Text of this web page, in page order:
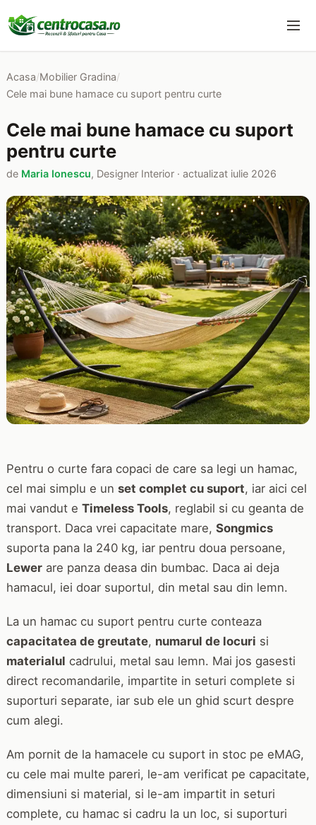
Acasa/Mobilier Gradina/
Cele mai bune hamace cu suport pentru curte
Cele mai bune hamace cu suport
pentru curte
de Maria Ionescu, Designer Interior · actualizat iulie 2026
Pentru o curte fara copaci de care sa legi un hamac,
cel mai simplu e un set complet cu suport, iar aici cel
mai vandut e Timeless Tools, reglabil si cu geanta de
transport. Daca vrei capacitate mare, Songmics
suporta pana la 240 kg, iar pentru doua persoane,
Lewerare panza deasa din bumbac. Daca ai deja
hamacul, iei doar suportul, din metal sau din lemn.
La un hamac cu suport pentru curte conteaza
capacitatea de greutate, numarul de locuri si
materialul cadrului, metal sau lemn. Mai jos gasesti
direct recomandarile, impartite in seturi complete si
suporturi separate, iar sub ele un ghid scurt despre
cum alegi.
Am pornit de la hamacele cu suport in stoc pe eMAG,
cu cele mai multe pareri, le-am verificat pe capacitate,
dimensiuni si material, si le-am impartit in seturi
complete, cu hamac si cadru la un loc, si suporturi